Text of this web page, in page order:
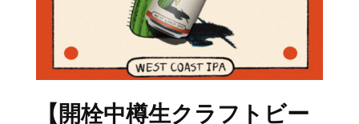
【開栓中樽生クラフトビー